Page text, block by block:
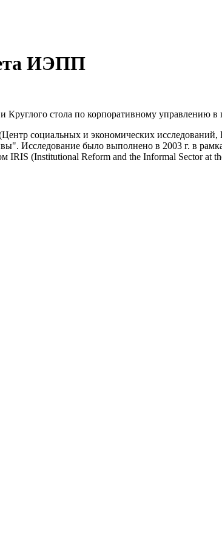
ИЭПП
Круглого стола по корпоративному управлению в
социальных и экономических
Исследование было выполнено в 2003 г. в
(Institutional Reform and the Informal Sector at